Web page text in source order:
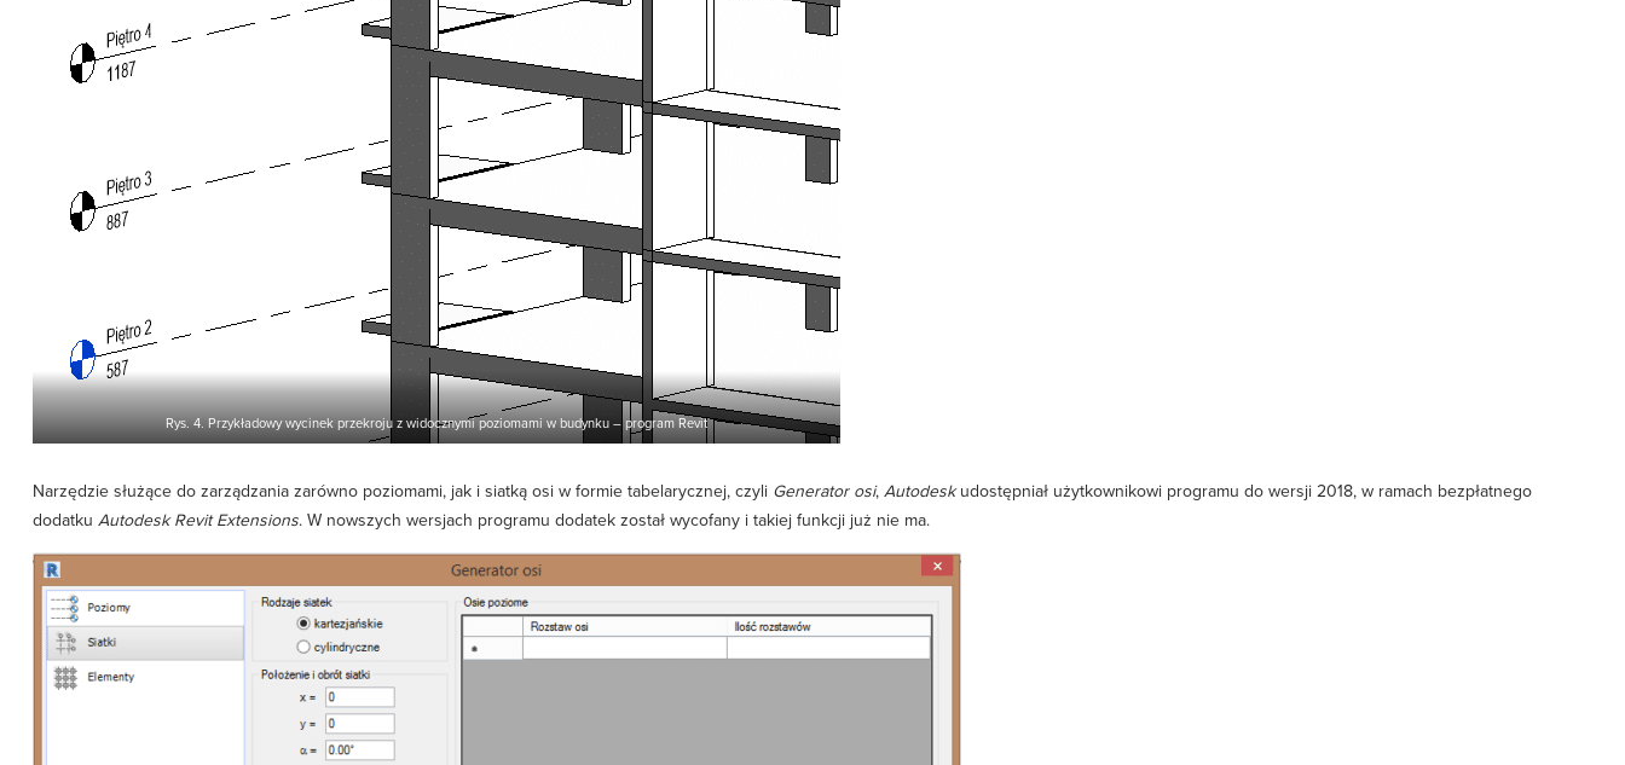
Rys. 4. Przykładowy wycinek przekroju z widocznymi poziomami w budynku – program Revit
Narzędzie służące do zarządzania zarówno poziomami, jak i siatką osi w formie tabelarycznej, czyli Generator osi, Autodeskudostępniał użytkownikowi programu do wersji 2018, w ramach bezpłatnego
dodatku Autodesk Revit Extensions. W nowszych wersjach programu dodatek został wycofany i takiej funkcji już nie ma.